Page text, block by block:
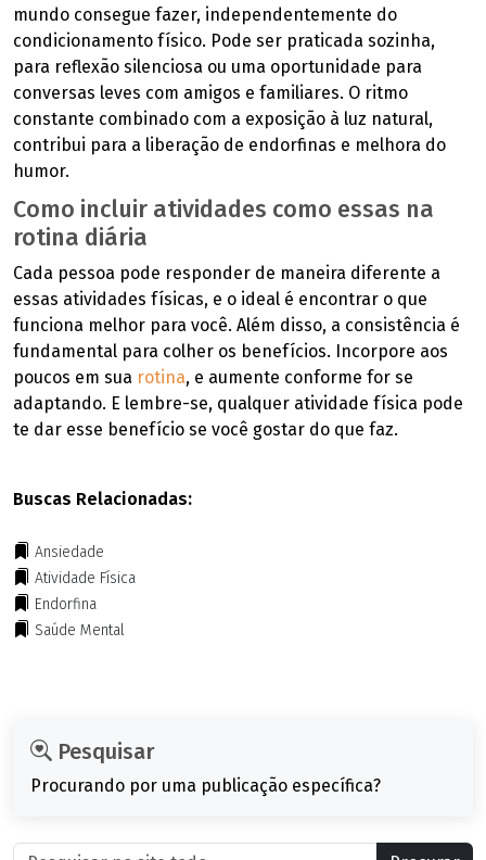
mundo consegue fazer, independentemente do
condicionamento físico. Pode ser praticada sozinha,
para reflexão silenciosa ou uma oportunidade para
conversas leves com amigos e familiares. O ritmo
constante combinado com a exposição à luz natural,
contribui para a liberação de endorfinas e melhora do
humor.
Como incluir atividades como essas na
rotina diária
Cada pessoa pode responder de maneira diferente a
essas atividades físicas, e o ideal é encontrar o que
funciona melhor para você. Além disso, a consistência é
fundamental para colher os benefícios. Incorpore aos
poucos em sua rotina, e aumente conforme for se
adaptando. E lembre-se, qualquer atividade física pode
te dar esse benefício se você gostar do que faz.
Buscas Relacionadas:
Ansiedade
Atividade Física
Endorfina
Saúde Mental
Pesquisar
Procurando por uma publicação específica?